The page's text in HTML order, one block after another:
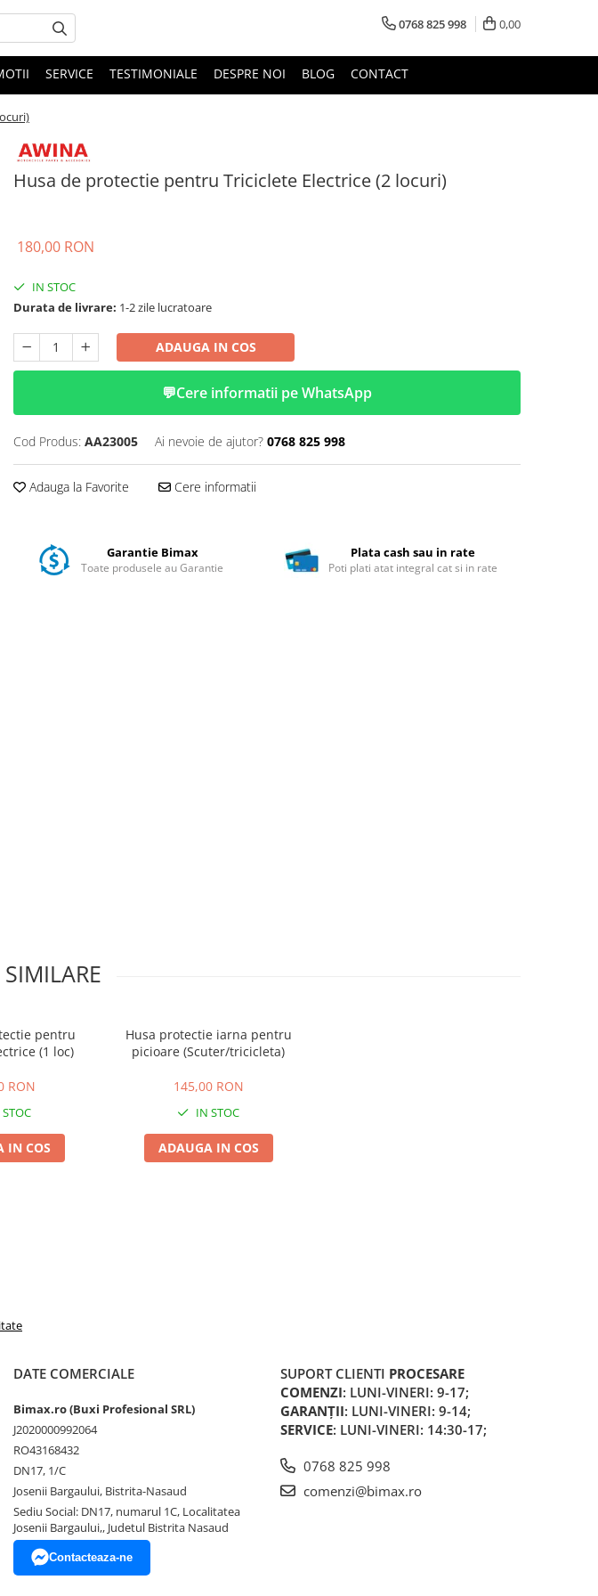
0768 825 998 0,00
SERVICE TESTIMONIALE DESPRE NOI BLOG CONTACT
Husa de protectie pentru Triciclete Electrice (2 locuri)
180,00 RON
IN STOC
Durata de livrare: 1-2 zile lucratoare
ADAUGA IN COS
💬Cere informatii pe WhatsApp
Cod Produs: AA23005 Ai nevoie de ajutor? 0768 825 998
Adauga la Favorite Cere informatii
Garantie Bimax
Toate produsele au Garantie
Plata cash sau in rate
Poti plati atat integral cat si in rate
pentru
(1 loc)
RON
IN COS
Husa protectie iarna pentru
picioare (Scuter/tricicleta)
145,00 RON
IN STOC
ADAUGA IN COS
DATE COMERCIALE
Bimax.ro (Buxi Profesional SRL)
J2020000992064
RO43168432
DN17, 1/C
Josenii Bargaului, Bistrita-Nasaud
Sediu Social: DN17, numarul 1C, Localitatea
Josenii Bargaului,, Judetul Bistrita Nasaud
Contacteaza-ne
SUPORT CLIENTI PROCESARE
COMENZI: LUNI-VINERI: 9-17;
GARANȚII: LUNI-VINERI: 9-14;
SERVICE: LUNI-VINERI: 14:30-17;
0768 825 998
comenzi@bimax.ro